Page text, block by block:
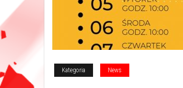
Kategoria News